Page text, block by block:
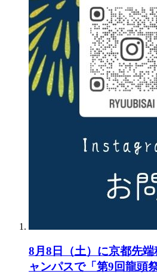
8月8日（土）に京都先
ャンパスで「第9回龍頭